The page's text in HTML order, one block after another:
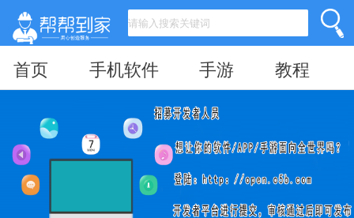
首页 手机软件 手游 教程